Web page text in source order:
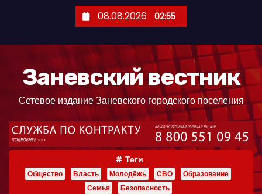
08.08.2026 02:55
Заневский вестник
Сетевое издание Заневского городского поселения
Теги
Общество Власть Молодёжь СВО
Образование
Семья
Безопасность